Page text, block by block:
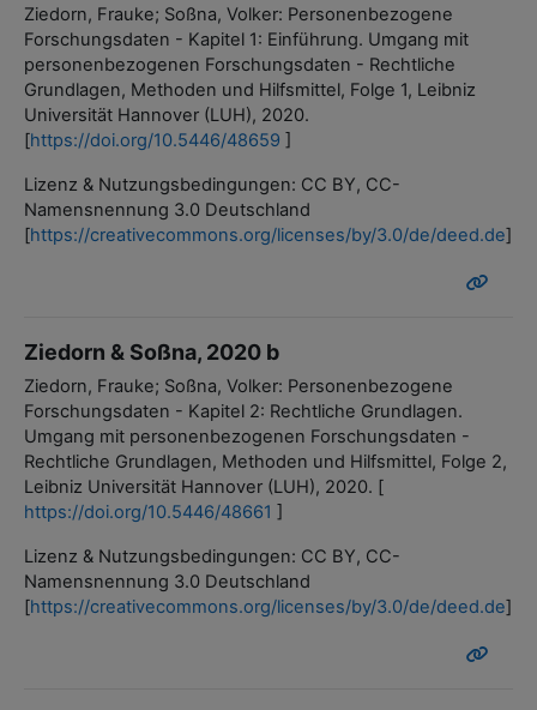
Ziedorn, Frauke; Soßna, Volker: Personenbezogene
Forschungsdaten - Kapitel 1: Einführung. Umgang mit
personenbezogenen Forschungsdaten - Rechtliche
Grundlagen, Methoden und Hilfsmittel, Folge 1, Leibniz
Universität Hannover (LUH), 2020.
[https://doi.org/10.5446/48659 ]
Lizenz & Nutzungsbedingungen: CC BY, CC-
Namensnennung 3.0 Deutschland
[https://creativecommons.org/licenses/by/3.0/de/deed.de]
Ziedorn & Soßna, 2020 b
Ziedorn, Frauke; Soßna, Volker: Personenbezogene
Forschungsdaten - Kapitel 2: Rechtliche Grundlagen.
Umgang mit personenbezogenen Forschungsdaten -
Rechtliche Grundlagen, Methoden und Hilfsmittel, Folge 2,
Leibniz Universität Hannover (LUH), 2020. [
https://doi.org/10.5446/48661 ]
Lizenz & Nutzungsbedingungen: CC BY, CC-
Namensnennung 3.0 Deutschland
[https://creativecommons.org/licenses/by/3.0/de/deed.de]